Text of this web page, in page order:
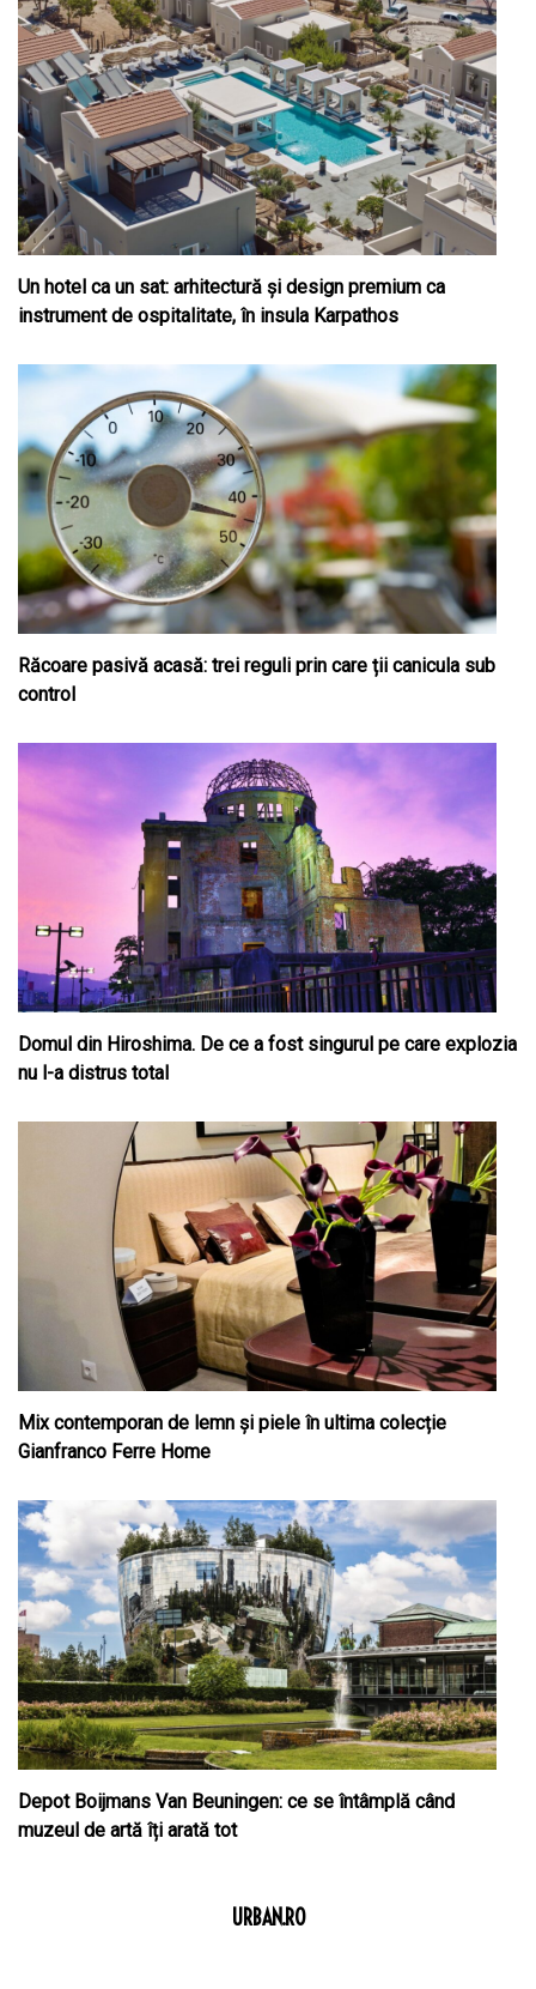
Un hotel ca un sat: arhitectură și design premium ca
instrument de ospitalitate, în insula Karpathos
Răcoare pasivă acasă: trei reguli prin care ții canicula sub
control
Domul din Hiroshima. De ce a fost singurul pe care explozia
nu l-a distrus total
Mix contemporan de lemn şi piele în ultima colecție
Gianfranco Ferre Home
Depot Boijmans Van Beuningen: ce se întâmplă când
muzeul de artă îți arată tot
URBAN.RO